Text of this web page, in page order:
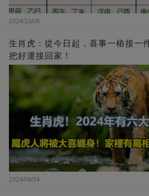
2024/10/08
生肖虎：從今日起，喜事一樁接一
把好運接回家！
2024/09/24